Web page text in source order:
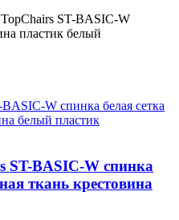
ST-BASIC-W
пластик белый
ST-BASIC-W спинка
ткань крестовина